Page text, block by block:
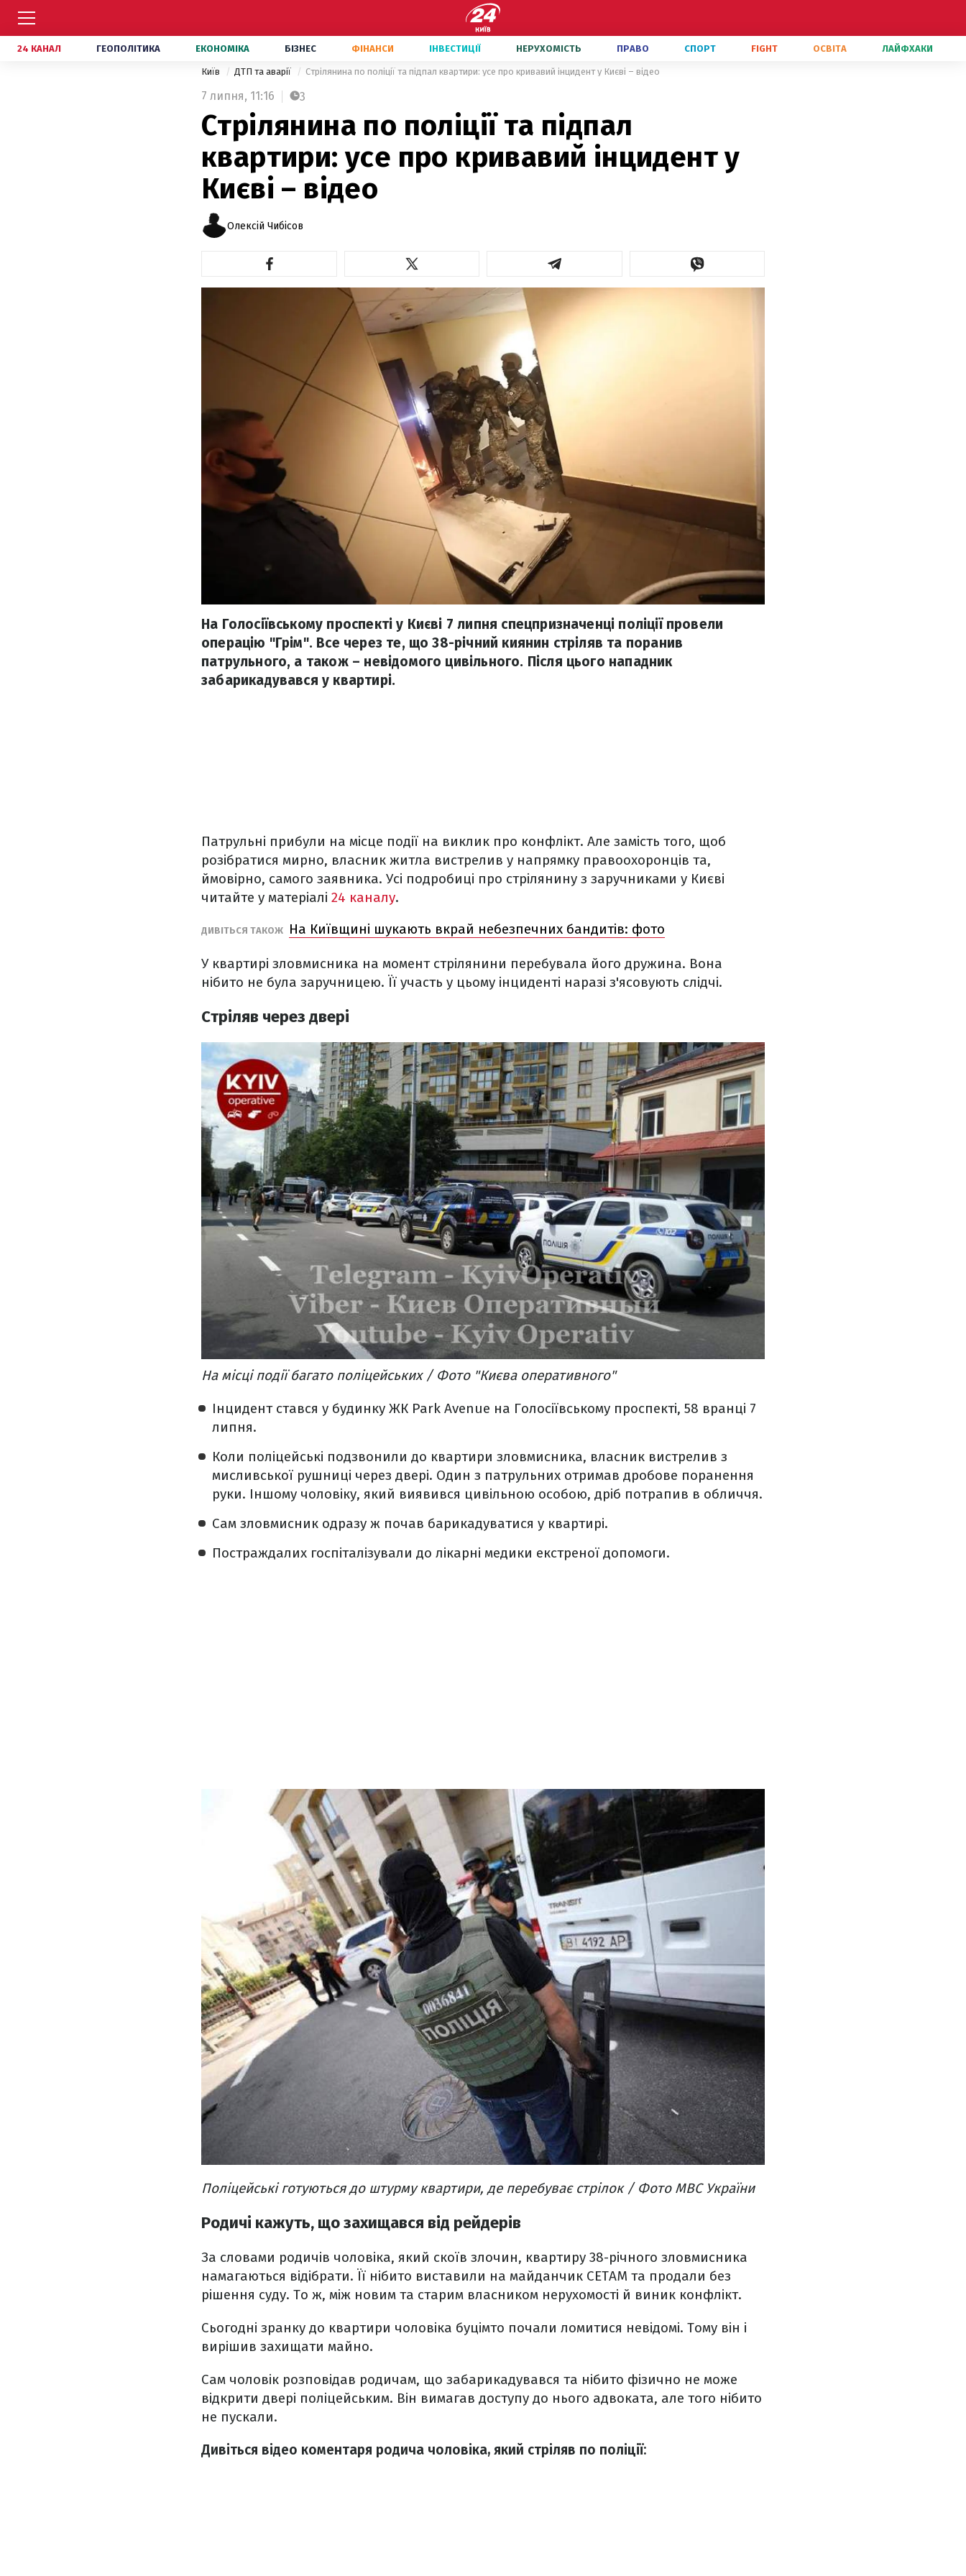
24 КАНАЛ ГЕОПОЛІТИКА ЕКОНОМІКА БІЗНЕС ФІНАНСИ ІНВЕСТИЦІЇ НЕРУХОМІСТЬ ПРАВО СПОРТ FIGHT ОСВІТА ЛАЙФХАКИ
Київ ДТП та аварії Стрілянина по поліції та підпал квартири: усе про кривавий інцидент у Києві – відео
7 липня, 11:16 3
Стрілянина по поліції та підпал
квартири: усе про кривавий інцидент у
Києві – відео
Олексій Чибісов
На Голосіївському проспекті у Києві 7 липня спецпризначенці поліції провели
операцію "Грім". Все через те, що 38-річний киянин стріляв та поранив
патрульного, а також – невідомого цивільного. Після цього нападник
забарикадувався у квартирі.
Патрульні прибули на місце події на виклик про конфлікт. Але замість того, щоб
розібратися мирно, власник житла вистрелив у напрямку правоохоронців та,
ймовірно, самого заявника. Усі подробиці про стрілянину з заручниками у Києві
читайте у матеріалі 24 каналу.
ДИВІТЬСЯ ТАКОЖ На Київщині шукають вкрай небезпечних бандитів: фото
У квартирі зловмисника на момент стрілянини перебувала його дружина. Вона
нібито не була заручницею. Її участь у цьому інциденті наразі з'ясовують слідчі.
Стріляв через двері
На місці події багато поліцейських / Фото "Києва оперативного"
Інцидент стався у будинку ЖК Park Avenue на Голосіївському проспекті, 58 вранці 7
липня.
Коли поліцейські подзвонили до квартири зловмисника, власник вистрелив з
мисливської рушниці через двері. Один з патрульних отримав дробове поранення
руки. Іншому чоловіку, який виявився цивільною особою, дріб потрапив в обличчя.
Сам зловмисник одразу ж почав барикадуватися у квартирі.
Постраждалих госпіталізували до лікарні медики екстреної допомоги.
Поліцейські готуються до штурму квартири, де перебуває стрілок / Фото МВС України
Родичі кажуть, що захищався від рейдерів
За словами родичів чоловіка, який скоїв злочин, квартиру 38-річного зловмисника
намагаються відібрати. Її нібито виставили на майданчик СЕТАМ та продали без
рішення суду. То ж, між новим та старим власником нерухомості й виник конфлікт.
Сьогодні зранку до квартири чоловіка буцімто почали ломитися невідомі. Тому він і
вирішив захищати майно.
Сам чоловік розповідав родичам, що забарикадувався та нібито фізично не може
відкрити двері поліцейським. Він вимагав доступу до нього адвоката, але того нібито
не пускали.
Дивіться відео коментаря родича чоловіка, який стріляв по поліції: